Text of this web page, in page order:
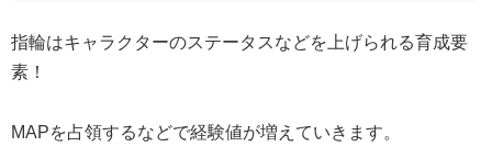
指輪はキャラクターのステータスなどを上げられる育成要
素！
MAPを占領するなどで経験値が増えていきます。